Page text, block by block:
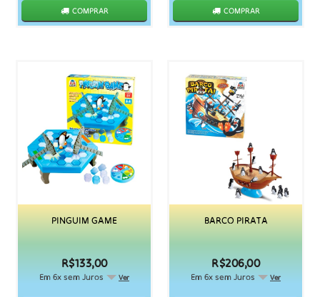
COMPRAR COMPRAR
PINGUIM GAME
R$133,00
Em 6x sem Juros Ver
BARCO PIRATA
R$206,00
Em 6x sem Juros Ver